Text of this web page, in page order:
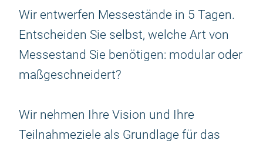
Wir entwerfen Messestände in 5 Tagen.
Entscheiden Sie selbst, welche Art von
Messestand Sie benötigen: modular oder
maßgeschneidert?
Wir nehmen Ihre Vision und Ihre
Teilnahmeziele als Grundlage für das